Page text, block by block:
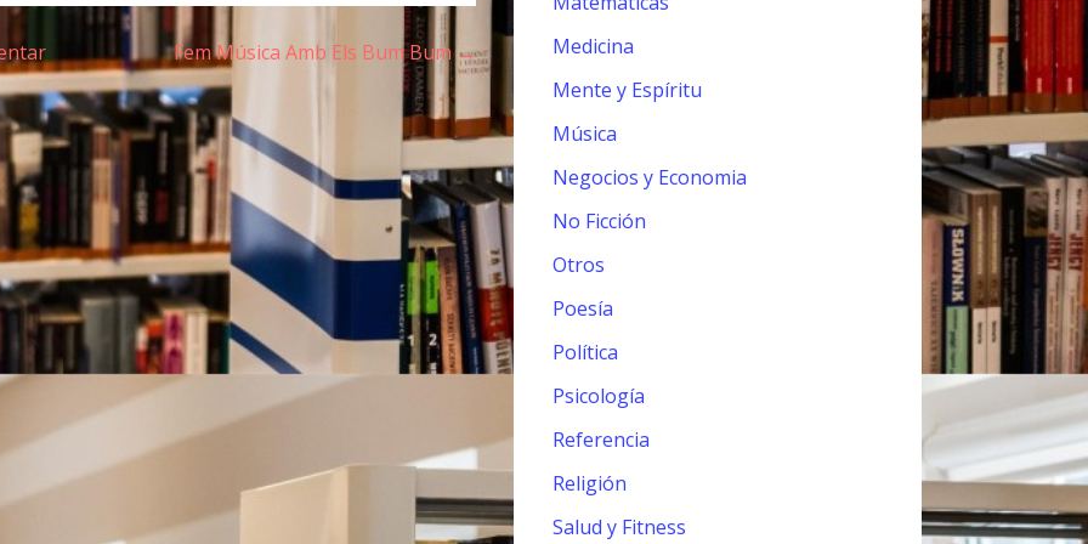
Fem Música Amb Els Bum Bum →
Medicina
Mente y Espíritu
Música
Negocios y Economia
No Ficción
Otros
Poesía
Política
Psicología
Referencia
Religión
Salud y Fitness